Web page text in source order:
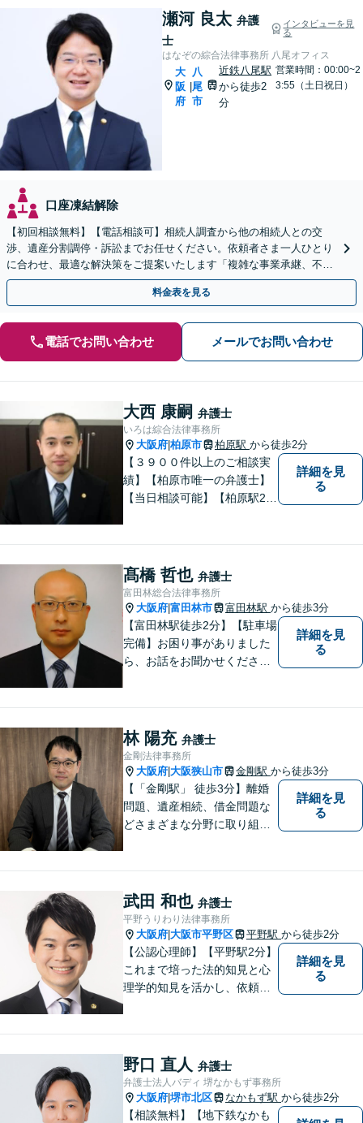
瀬河 良太 弁護
士
インタビューを見
る
はなぞの綜合法律事務所 八尾オフィス
大
阪
府
八
尾
市
近鉄八尾駅
から徒歩2
分
営業時間：00:00~2
3:55（土日祝日）
口座凍結解除
【初回相談無料】【電話相談可】相続人調査から他の相続人との交
渉、遺産分割調停・訴訟までお任せください。依頼者さま一人ひとり
に合わせ、最適な解決策をご提案いたします「複雑な事業承継、不動
産相続などにも対応」【完全個室対応】【休日・夜間相談可】
料金表を見る
電話でお問い合わせ メールでお問い合わせ
大西 康嗣 弁護士
いろは綜合法律事務所
大阪府 柏原市 柏原駅 から徒歩2分
【３９００件以上のご相談実
績】【柏原市唯一の弁護士】
【当日相談可能】【柏原駅2
詳細を見
る
髙橋 哲也 弁護士
富田林総合法律事務所
大阪府 富田林市 富田林駅 から徒歩3分
【富田林駅徒歩2分】【駐車場
完備】お困り事がありました
ら、お話をお聞かせくださ
詳細を見
る
林 陽充 弁護士
金剛法律事務所
大阪府 大阪狭山市 金剛駅 から徒歩3分
【「金剛駅」 徒歩3分】離婚
問題、遺産相続、借金問題な
どさまざまな分野に取り組ん
ご相談ください。
詳細を見
る
武田 和也 弁護士
平野うりわり法律事務所
大阪府 大阪市平野区 平野駅 から徒歩2分
【公認心理師】【平野駅2分】
これまで培った法的知見と心
理学的知見を活かし、依頼者
も、まずはご相談ください。
詳細を見
る
野口 直人 弁護士
弁護士法人バディ 堺なかもず事務所
大阪府 堺市北区 なかもず駅 から徒歩2分
【相談無料】【地下鉄なかも